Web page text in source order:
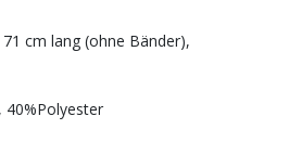
cm lang (ohne Bänder),
40%Polyester